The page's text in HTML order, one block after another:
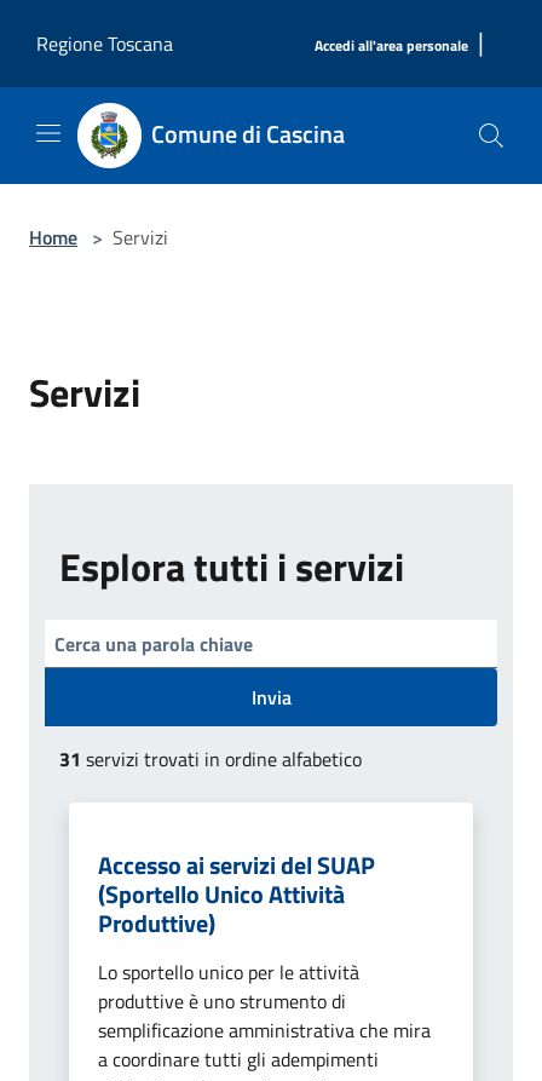
Regione Toscana
Accedi all'area personale |
Comune di Cascina
Home > Servizi
Servizi
Esplora tutti i servizi
Invia
31 servizi trovati in ordine alfabetico
Accesso ai servizi del SUAP
(Sportello Unico Attività
Produttive)
Lo sportello unico per le attività
produttive è uno strumento di
semplificazione amministrativa che mira
a coordinare tutti gli adempimenti